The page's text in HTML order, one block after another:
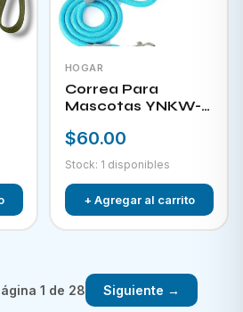
HOGAR
Correa Para
Mascotas YNKW-
$60.00
Stock: 1 disponibles
+ Agregar al carrito
1 de 28 Siguiente →